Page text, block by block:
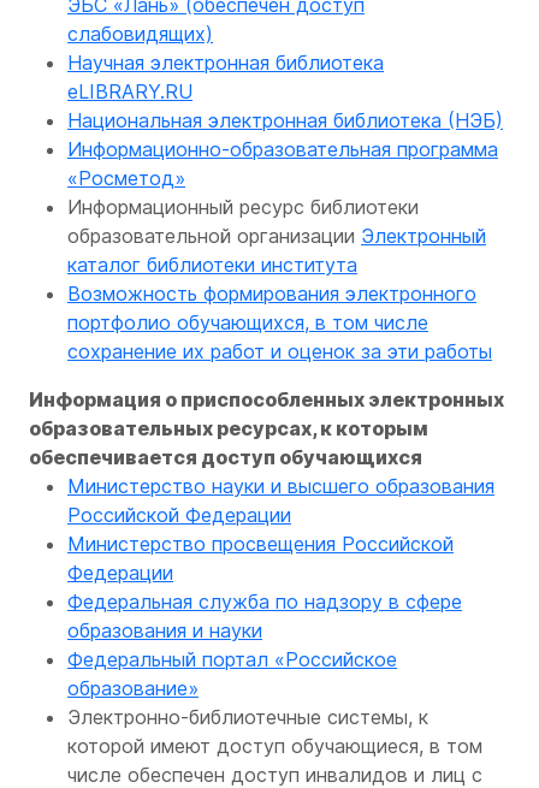
ЭБС «Лань» (обеспечен доступ
слабовидящих)
Научная электронная библиотека
eLIBRARY.RU
Национальная электронная библиотека (НЭБ)
Информационно-образовательная программа
«Росметод»
Информационный ресурс библиотеки
образовательной организации Электронный
каталог библиотеки института
Возможность формирования электронного
портфолио обучающихся, в том числе
сохранение их работ и оценок за эти работы
Информация о приспособленных электронных
образовательных ресурсах, к которым
обеспечивается доступ обучающихся
Министерство науки и высшего образования
Российской Федерации
Министерство просвещения Российской
Федерации
Федеральная служба по надзору в сфере
образования и науки
Федеральный портал «Российское
образование»
Электронно-библиотечные системы, к
которой имеют доступ обучающиеся, в том
числе обеспечен доступ инвалидов и лиц с